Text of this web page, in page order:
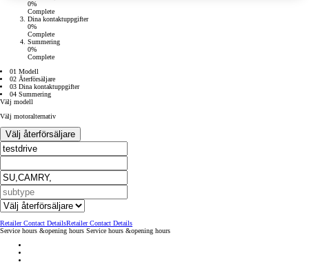
0%
Complete
Dina kontaktuppgifter
0%
Complete
Summering
0%
Complete
01 Modell
02 Återförsäljare
03 Dina kontaktuppgifter
04 Summering
Välj modell
Välj motoralternativ
Välj återförsäljare
Retailer Contact DetailsRetailer Contact Details
Service hours &opening hours Service hours &opening hours